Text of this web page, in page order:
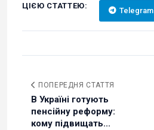
ЦІЄЮ СТАТТЕЮ:
Telegram
ПОПЕРЕДНЯ СТАТТЯ
В Україні готують
пенсійну реформу:
кому підвищать...